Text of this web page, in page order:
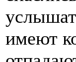
имеют